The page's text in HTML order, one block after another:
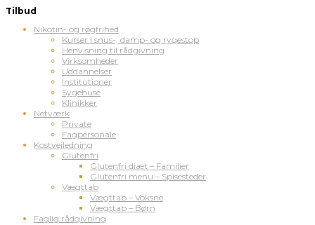
Tilbud
Nikotin- og røgfrihed
Kurser i snus-, damp- og rygestop
Henvisning til rådgivning
Virksomheder
Uddannelser
Institutioner
Sygehuse
Klinikker
Netværk
Private
Fagpersonale
Kostvejledning
Glutenfri
Glutenfri diæt – Familier
Glutenfri menu – Spisesteder
Vægttab
Vægttab – Voksne
Vægttab – Børn
Faglig rådgivning